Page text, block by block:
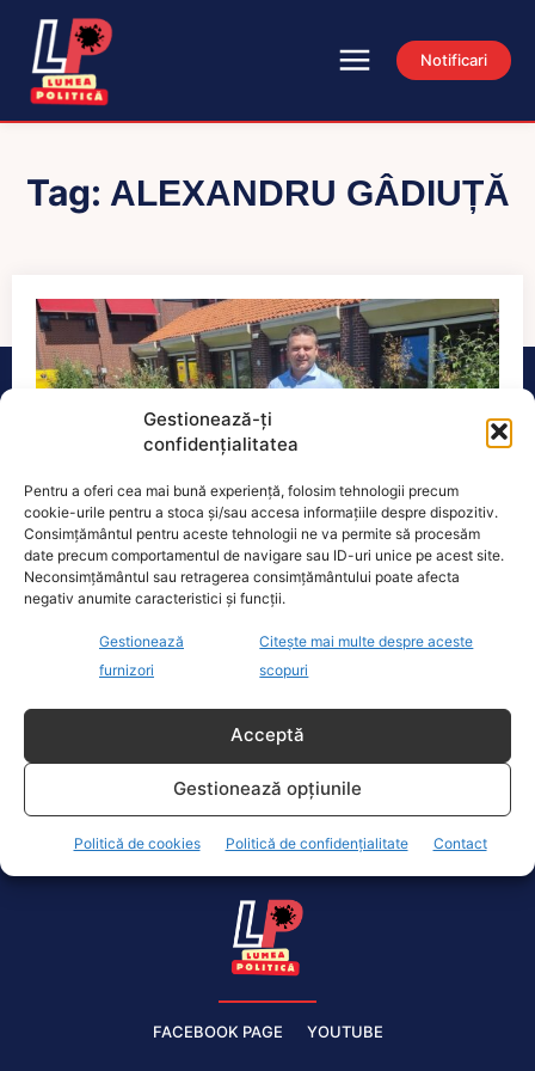
Gestionează-ți
confidențialitatea
Pentru a oferi cea mai bună experiență, folosim tehnologii precum
cookie-urile pentru a stoca și/sau accesa informațiile despre dispozitiv.
Consimțământul pentru aceste tehnologii ne va permite să procesăm
date precum comportamentul de navigare sau ID-uri unice pe acest site.
Neconsimțământul sau retragerea consimțământului poate afecta
negativ anumite caracteristici și funcții.
Gestionează
furnizori
Citește mai multe despre aceste
scopuri
Acceptă
Gestionează opțiunile
Politică de cookies Politică de confidențialitate Contact
Notificari
Tag: ALEXANDRU GÂDIUȚĂ
Ciucu și Gâdiuță, vizită de studii în Olanda
Ciucu și Gâdiuță sunt în vizită de studii în Olanda.
Ciprian Ciucu participă, împreună cu peisagiștii
ADPDU Sector 6,...
FACEBOOK PAGE YOUTUBE